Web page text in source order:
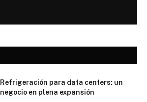
Refrigeración para data centers: un
negocio en plena expansión